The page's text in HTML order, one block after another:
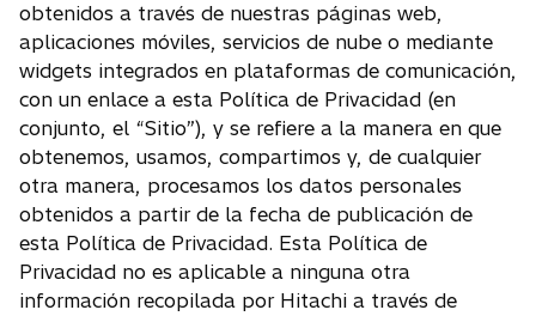
obtenidos a través de nuestras páginas web,
aplicaciones móviles, servicios de nube o mediante
widgets integrados en plataformas de comunicación,
con un enlace a esta Política de Privacidad (en
conjunto, el “Sitio”), y se refiere a la manera en que
obtenemos, usamos, compartimos y, de cualquier
otra manera, procesamos los datos personales
obtenidos a partir de la fecha de publicación de
esta Política de Privacidad. Esta Política de
Privacidad no es aplicable a ninguna otra
información recopilada por Hitachi a través de